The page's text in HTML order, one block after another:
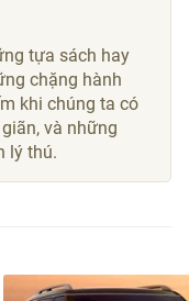
tựa sách hay
chặng hành
khi chúng ta có
và những
lý thú.